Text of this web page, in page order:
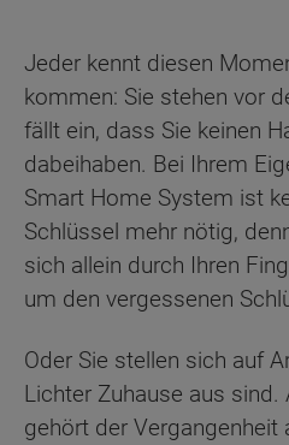
Jeder kennt diesen
kommen: Sie stehen vor
fällt ein, dass Sie keinen
dabeihaben. Bei Ihrem
Smart Home System ist
Schlüssel mehr nötig,
sich allein durch Ihren
um den vergessenen
Oder Sie stellen sich auf
Lichter Zuhause aus sind.
gehört der Vergangenheit